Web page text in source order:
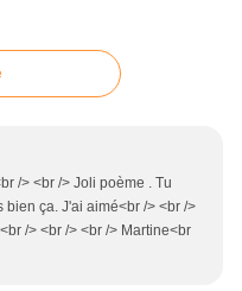
/> <br /> Joli poème . Tu
bien ça. J'ai aimé<br /> <br />
/> <br /> <br /> Martine<br